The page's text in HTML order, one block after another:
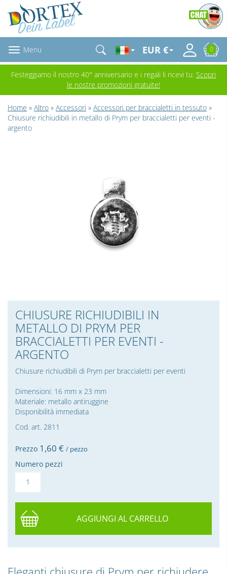
Menu EUR € 0
Festeggiamo il nostro 40° anniversario e i regali li ricevi tu. Scopri
le nostre promozioni gratuite!
Home » Altro » Accessori » Accessori per braccialetti in tessuto »
Chiusure richiudibili in metallo di Prym per braccialetti per eventi -
argento
CHIUSURE RICHIUDIBILI IN
METALLO DI PRYM PER
BRACCIALETTI PER EVENTI -
ARGENTO
Chiusure richiudibili di Prym per braccialetti per eventi
Dimensioni: 16 mm x 23 mm
Materiale: metallo antiruggine
Disponibilità immediata
Cod. art. 2811
Prezzo 1,60 € / pezzo
Numero pezzi
AGGIUNGI AL CARRELLO